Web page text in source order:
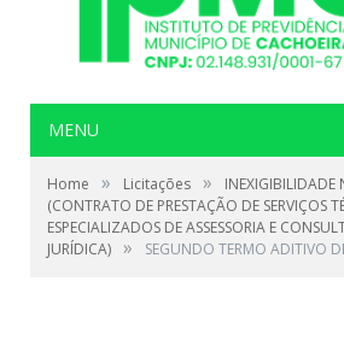
MENU
Home » Licitações »
(CONTRATO DE PRESTAÇÃO DE SERVIÇOS
ESPECIALIZADOS DE ASSESSORIA E
JURÍDICA) » SEGUNDO TERMO ADITIVO